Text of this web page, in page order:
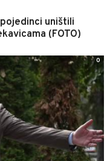
uništili
(FOTO)
0